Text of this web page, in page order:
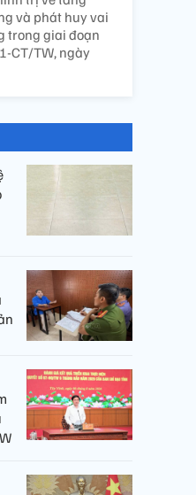
và phát huy vai
trong giai đoạn
CT/TW, ngày